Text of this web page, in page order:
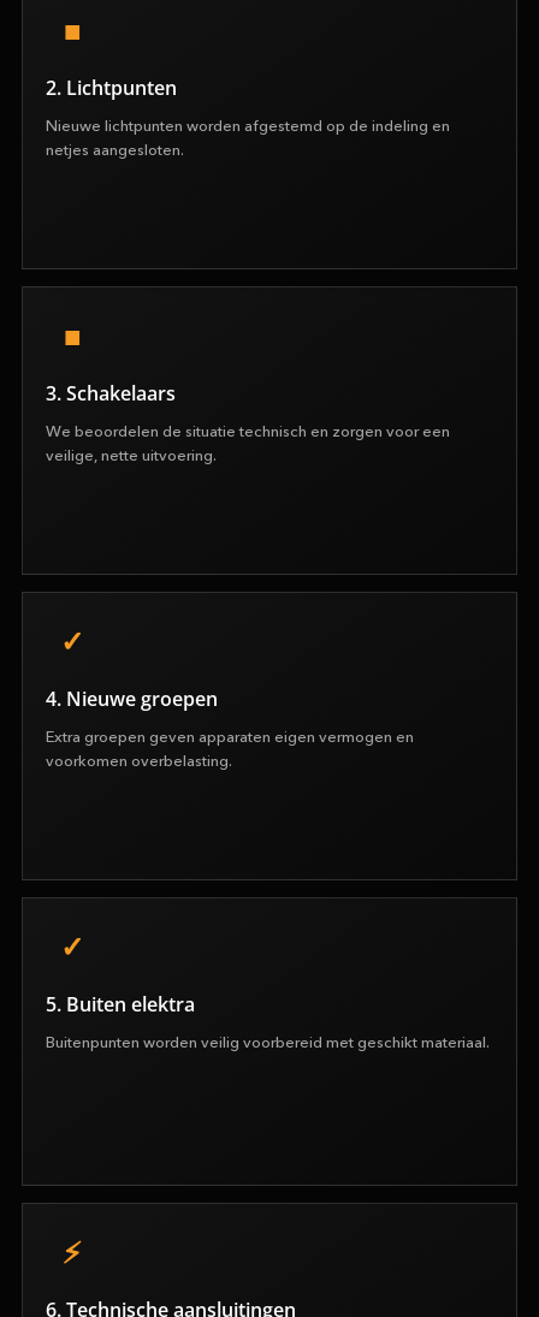
2. Lichtpunten
Nieuwe lichtpunten worden afgestemd op de indeling en
netjes aangesloten.
3. Schakelaars
We beoordelen de situatie technisch en zorgen voor een
veilige, nette uitvoering.
4. Nieuwe groepen
Extra groepen geven apparaten eigen vermogen en
voorkomen overbelasting.
5. Buiten elektra
Buitenpunten worden veilig voorbereid met geschikt materiaal.
6. Technische aansluitingen